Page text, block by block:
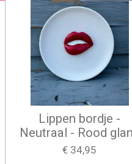
Lippen bordje -
Neutraal - Rood
€ 34,95